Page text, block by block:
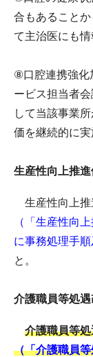
合もあること
て主治医にも
⑧口腔連携強化
ービス担当者
して当該事業
価を継続的に実
生産性向上推
生産性向上推
（「生産性向
に事務処理手順
と。
介護職員等処
介護職員等
（「介護職員